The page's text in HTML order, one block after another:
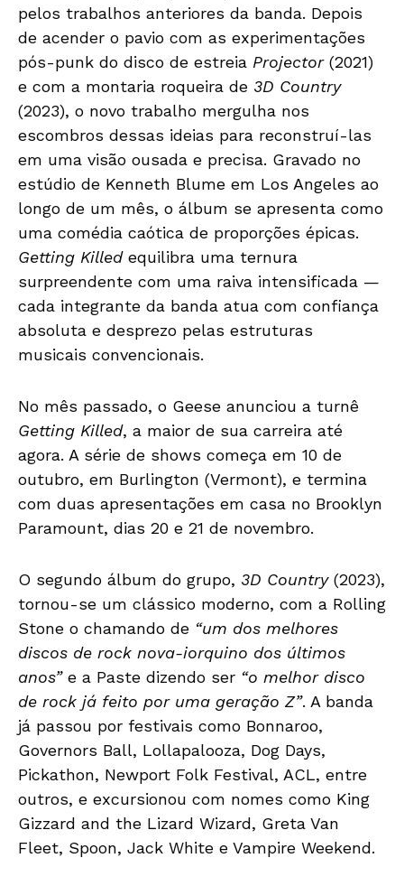
pelos trabalhos anteriores da banda. Depois
de acender o pavio com as experimentações
pós-punk do disco de estreia Projector(2021)
e com a montaria roqueira de 3D Country
(2023), o novo trabalho mergulha nos
escombros dessas ideias para reconstruí-las
em uma visão ousada e precisa. Gravado no
estúdio de Kenneth Blume em Los Angeles ao
longo de um mês, o álbum se apresenta como
uma comédia caótica de proporções épicas.
Getting Killedequilibra uma ternura
surpreendente com uma raiva intensificada —
cada integrante da banda atua com confiança
absoluta e desprezo pelas estruturas
musicais convencionais.
No mês passado, o Geese anunciou a turnê
Getting Killed, a maior de sua carreira até
agora. A série de shows começa em 10 de
outubro, em Burlington (Vermont), e termina
com duas apresentações em casa no Brooklyn
Paramount, dias 20 e 21 de novembro.
O segundo álbum do grupo, 3D Country(2023),
tornou-se um clássico moderno, com a Rolling
Stone o chamando de “um dos melhores
discos de rock nova-iorquino dos últimos
anos”e a Paste dizendo ser “o melhor disco
de rock já feito por uma geração Z”. A banda
já passou por festivais como Bonnaroo,
Governors Ball, Lollapalooza, Dog Days,
Pickathon, Newport Folk Festival, ACL, entre
outros, e excursionou com nomes como King
Gizzard and the Lizard Wizard, Greta Van
Fleet, Spoon, Jack White e Vampire Weekend.